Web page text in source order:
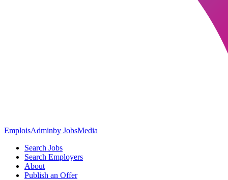
EmploisAdminby JobsMedia
Search Jobs
Search Employers
About
Publish an Offer